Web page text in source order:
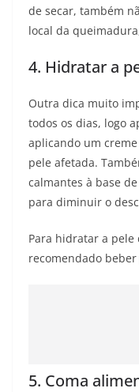
de secar, também
local da
4. Hidratar a
Outra dica muito
todos os dias, logo
aplicando um
pele afetada.
calmantes à base
para diminuir o
Para hidratar a
recomendado
5. Coma